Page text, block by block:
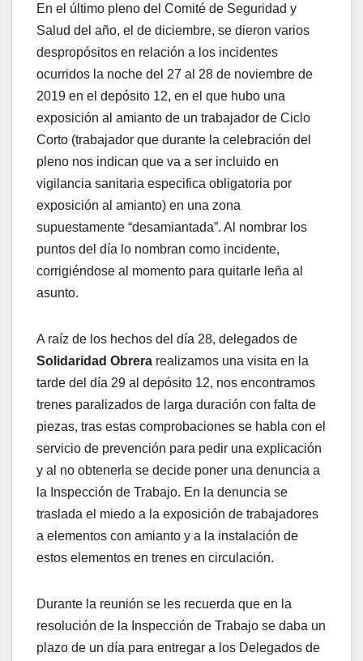
En el último pleno del Comité de Seguridad y
Salud del año, el de diciembre, se dieron varios
despropósitos en relación a los incidentes
ocurridos la noche del 27 al 28 de noviembre de
2019 en el depósito 12, en el que hubo una
exposición al amianto de un trabajador de Ciclo
Corto (trabajador que durante la celebración del
pleno nos indican que va a ser incluido en
vigilancia sanitaria especifica obligatoria por
exposición al amianto) en una zona
supuestamente “desamiantada”. Al nombrar los
puntos del día lo nombran como incidente,
corrigiéndose al momento para quitarle leña al
asunto.
A raíz de los hechos del día 28, delegados de
Solidaridad Obrera realizamos una visita en la
tarde del día 29 al depósito 12, nos encontramos
trenes paralizados de larga duración con falta de
piezas, tras estas comprobaciones se habla con el
servicio de prevención para pedir una explicación
y al no obtenerla se decide poner una denuncia a
la Inspección de Trabajo. En la denuncia se
traslada el miedo a la exposición de trabajadores
a elementos con amianto y a la instalación de
estos elementos en trenes en circulación.
Durante la reunión se les recuerda que en la
resolución de la Inspección de Trabajo se daba un
plazo de un día para entregar a los Delegados de